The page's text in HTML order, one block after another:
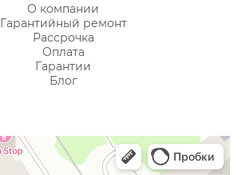
О компании
Гарантийный ремонт
Рассрочка
Оплата
Гарантии
Блог